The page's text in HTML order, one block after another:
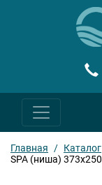
Главная / Каталог
SPA (ниша)